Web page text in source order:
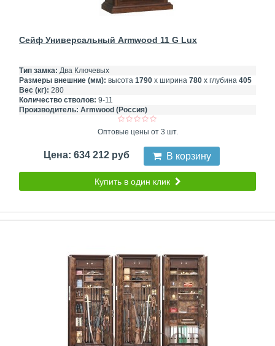
Сейф Универсальный Armwood 11 G Lux
Тип замка: Два Ключевых
Размеры внешние (мм): высота 1790 х ширина 780 х глубина 405
Вес (кг): 280
Количество стволов: 9-11
Производитель: Armwood (Россия)
Оптовые цены от 3 шт.
Цена: 634 212 руб В корзину
Купить в один клик